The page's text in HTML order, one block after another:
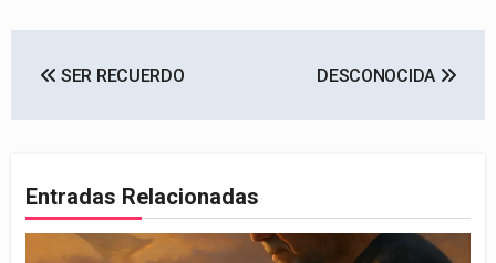
SER RECUERDO DESCONOCIDA
Entradas Relacionadas